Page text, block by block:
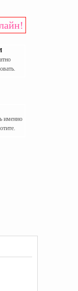
именно